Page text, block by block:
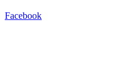
Facebook